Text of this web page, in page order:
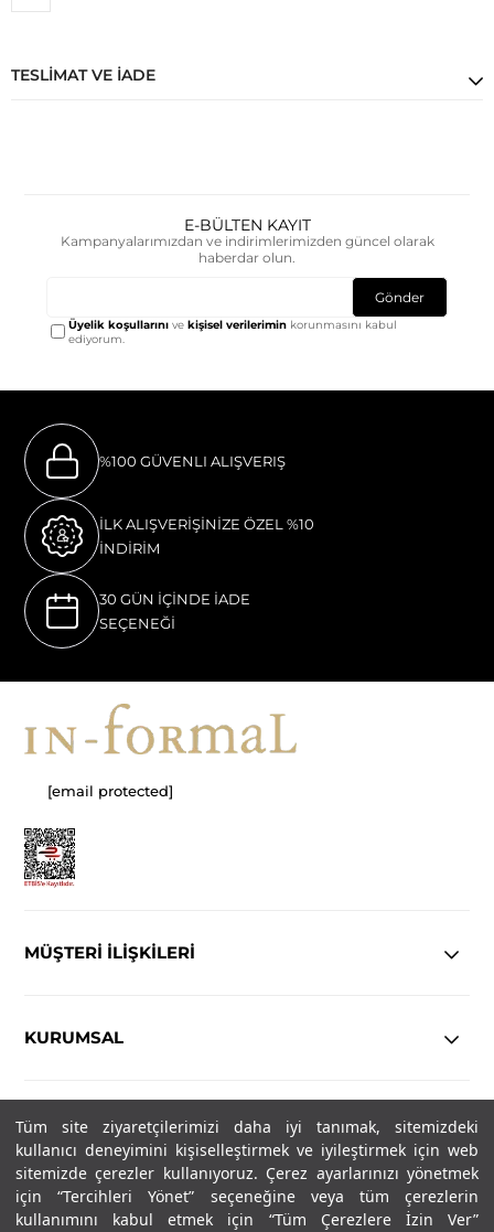
Tüm site ziyaretçilerimizi daha iyi tanımak, sitemizdeki
kullanıcı deneyimini kişiselleştirmek ve iyileştirmek için web
sitemizde çerezler kullanıyoruz. Çerez ayarlarınızı yönetmek
için “Tercihleri Yönet” seçeneğine veya tüm çerezlerin
kullanımını kabul etmek için “Tüm Çerezlere İzin Ver”
TESLIMAT VE İADE
E-BÜLTEN KAYIT
Kampanyalarımızdan ve indirimlerimizden güncel olarak
haberdar olun.
Gönder
Üyelik koşullarını vekişisel verilerimin korunmasını kabul
ediyorum.
%100 GÜVENLI ALIŞVERIŞ
İLK ALIŞVERİŞİNİZE ÖZEL %10
İNDİRİM
30 GÜN İÇİNDE İADE
SEÇENEĞİ
[email protected]
MÜŞTERİ İLİŞKİLERİ
KURUMSAL
YASAL
Copyright© 2025 IN-FORMAL Tüm hakları saklıdır.